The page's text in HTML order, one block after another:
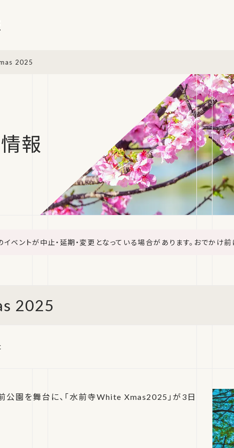
2025
報
イベントが中止・延期・変更となっている場合があります。おでかけ
2025
園を舞台に、「水前寺White Xmas2025」が3日